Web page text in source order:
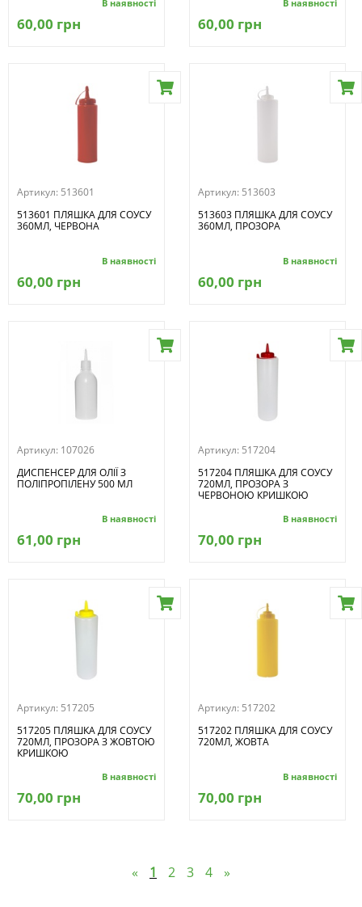
В наявності
60,00 грн
В наявності
60,00 грн
Артикул: 513601
513601 ПЛЯШКА ДЛЯ СОУСУ
360МЛ, ЧЕРВОНА
В наявності
60,00 грн
Артикул: 513603
513603 ПЛЯШКА ДЛЯ СОУСУ
360МЛ, ПРОЗОРА
В наявності
60,00 грн
Артикул: 107026
ДИСПЕНСЕР ДЛЯ ОЛІЇ З
ПОЛІПРОПІЛЕНУ 500 МЛ
В наявності
61,00 грн
Артикул: 517204
517204 ПЛЯШКА ДЛЯ СОУСУ
720МЛ, ПРОЗОРА З
ЧЕРВОНОЮ КРИШКОЮ
В наявності
70,00 грн
Артикул: 517205
517205 ПЛЯШКА ДЛЯ СОУСУ
720МЛ, ПРОЗОРА З ЖОВТОЮ
КРИШКОЮ
В наявності
70,00 грн
Артикул: 517202
517202 ПЛЯШКА ДЛЯ СОУСУ
720МЛ, ЖОВТА
В наявності
70,00 грн
« 1 2 3 4 »